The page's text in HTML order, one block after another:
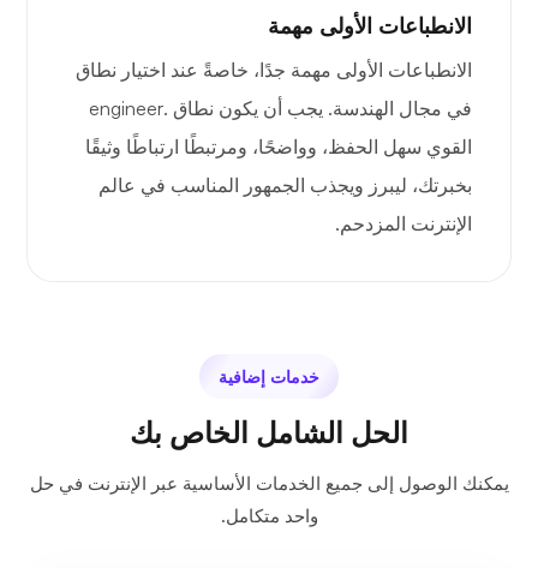
الانطباعات الأولى مهمة
الانطباعات الأولى مهمة جدًا، خاصةً عند اختيار نطاق
في مجال الهندسة. يجب أن يكون نطاق .engineer
القوي سهل الحفظ، وواضحًا، ومرتبطًا ارتباطًا وثيقًا
بخبرتك، ليبرز ويجذب الجمهور المناسب في عالم
الإنترنت المزدحم.
خدمات إضافية
الحل الشامل الخاص بك
يمكنك الوصول إلى جميع الخدمات الأساسية عبر الإنترنت في حل
واحد متكامل.